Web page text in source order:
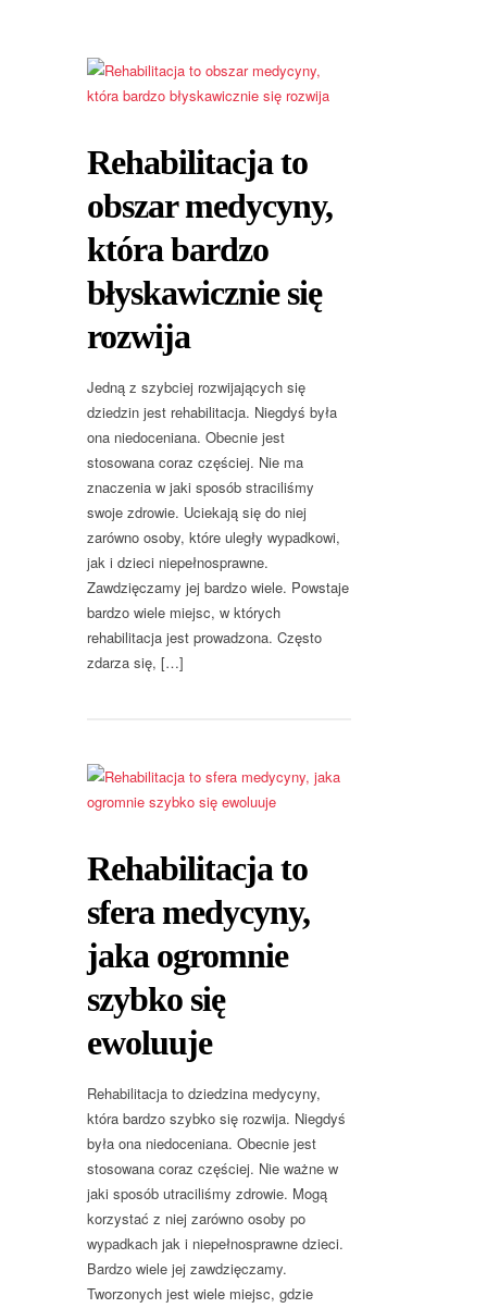
Rehabilitacja to
obszar medycyny,
która bardzo
błyskawicznie się
rozwija
Jedną z szybciej rozwijających się
dziedzin jest rehabilitacja. Niegdyś była
ona niedoceniana. Obecnie jest
stosowana coraz częściej. Nie ma
znaczenia w jaki sposób straciliśmy
swoje zdrowie. Uciekają się do niej
zarówno osoby, które uległy wypadkowi,
jak i dzieci niepełnosprawne.
Zawdzięczamy jej bardzo wiele. Powstaje
bardzo wiele miejsc, w których
rehabilitacja jest prowadzona. Często
zdarza się, […]
Rehabilitacja to
sfera medycyny,
jaka ogromnie
szybko się
ewoluuje
Rehabilitacja to dziedzina medycyny,
która bardzo szybko się rozwija. Niegdyś
była ona niedoceniana. Obecnie jest
stosowana coraz częściej. Nie ważne w
jaki sposób utraciliśmy zdrowie. Mogą
korzystać z niej zarówno osoby po
wypadkach jak i niepełnosprawne dzieci.
Bardzo wiele jej zawdzięczamy.
Tworzonych jest wiele miejsc, gdzie